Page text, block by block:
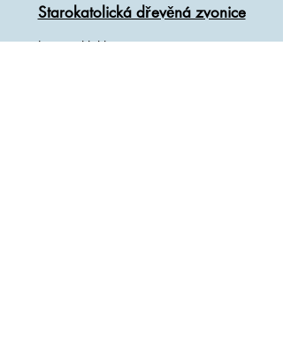
Starokatolická dřevěná zvonice
De houten klokkentoren in Jamartice staat